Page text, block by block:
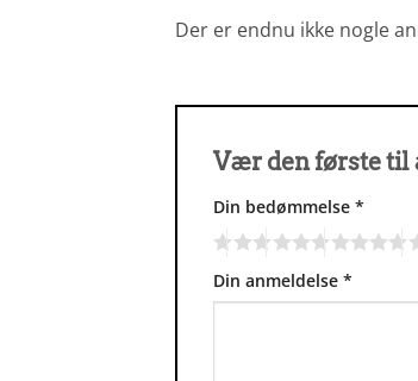
Der er endnu ikke nogle
Vær den første til
Din bedømmelse *
Din anmeldelse *